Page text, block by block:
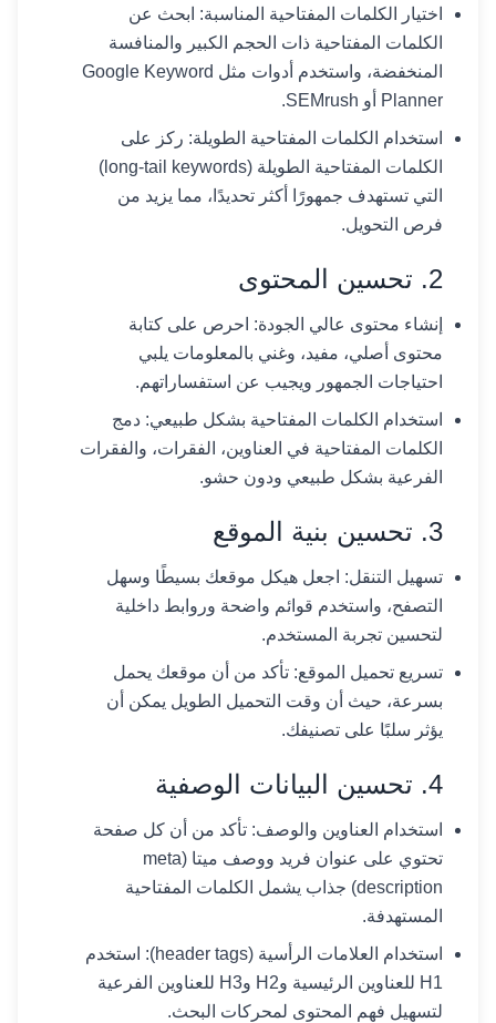
اختيار الكلمات المفتاحية المناسبة: ابحث عن
الكلمات المفتاحية ذات الحجم الكبير والمنافسة
المنخفضة، واستخدم أدوات مثل Google Keyword
Planner أو SEMrush.
استخدام الكلمات المفتاحية الطويلة: ركز على
الكلمات المفتاحية الطويلة (long-tail keywords)
التي تستهدف جمهورًا أكثر تحديدًا، مما يزيد من
فرص التحويل.
2. تحسين المحتوى
إنشاء محتوى عالي الجودة: احرص على كتابة
محتوى أصلي، مفيد، وغني بالمعلومات يلبي
احتياجات الجمهور ويجيب عن استفساراتهم.
استخدام الكلمات المفتاحية بشكل طبيعي: دمج
الكلمات المفتاحية في العناوين، الفقرات، والفقرات
الفرعية بشكل طبيعي ودون حشو.
3. تحسين بنية الموقع
تسهيل التنقل: اجعل هيكل موقعك بسيطًا وسهل
التصفح، واستخدم قوائم واضحة وروابط داخلية
لتحسين تجربة المستخدم.
تسريع تحميل الموقع: تأكد من أن موقعك يحمل
بسرعة، حيث أن وقت التحميل الطويل يمكن أن
يؤثر سلبًا على تصنيفك.
4. تحسين البيانات الوصفية
استخدام العناوين والوصف: تأكد من أن كل صفحة
تحتوي على عنوان فريد ووصف ميتا (meta
description) جذاب يشمل الكلمات المفتاحية
المستهدفة.
استخدام العلامات الرأسية (header tags): استخدم
H1 للعناوين الرئيسية وH2 وH3 للعناوين الفرعية
لتسهيل فهم المحتوى لمحركات البحث.